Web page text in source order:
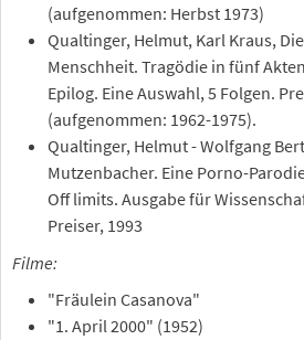
(aufgenommen: Herbst 1973)
Qualtinger, Helmut, Karl Kraus,
Menschheit. Tragödie in fünf
Epilog. Eine Auswahl, 5 Folgen.
(aufgenommen: 1962-1975).
Qualtinger, Helmut - Wolfgang
Mutzenbacher. Eine Porno-
Off limits. Ausgabe für
Preiser, 1993
Filme:
"Fräulein Casanova"
"1. April 2000" (1952)